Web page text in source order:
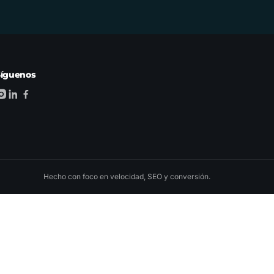
Hecho con foco en velocidad, SEO y conversión.